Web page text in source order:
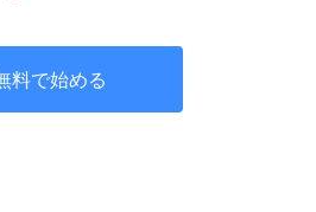
料で始める